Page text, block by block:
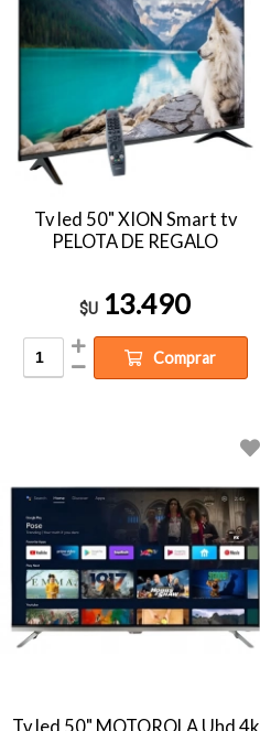
Tv led 50" XION Smart tv
PELOTA DE REGALO
$U 13.490
Comprar
Tv led 50" MOTOROLA Uhd 4k